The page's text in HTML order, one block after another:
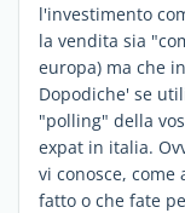
l'investimento
la vendita sia
europa) ma che
Dopodiche' se
"polling" della
expat in italia.
vi conosce, come
fatto o che fate